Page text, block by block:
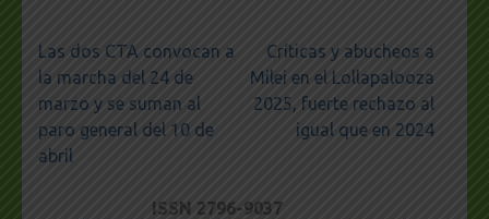
Navegación
de
entradas
Las dos CTA convocan a
la marcha del 24 de
marzo y se suman al
paro general del 10 de
abril
Críticas y abucheos a
Milei en el Lollapalooza
2025, fuerte rechazo al
igual que en 2024
ISSN 2796-9037